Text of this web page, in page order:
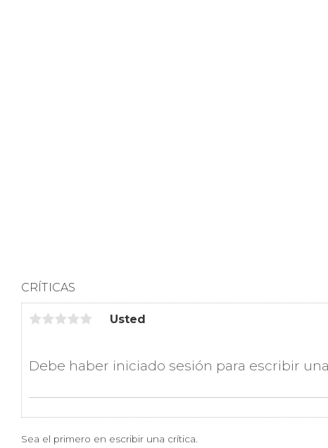
CRÍTICAS
Usted
Sea el primero en escribir una crítica.